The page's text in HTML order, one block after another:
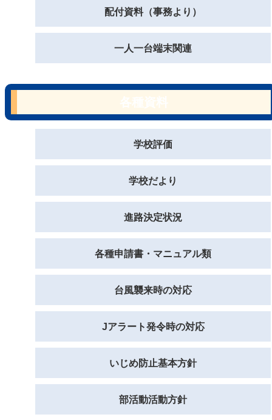
配付資料（事務より）
一人一台端末関連
学校評価
学校だより
進路決定状況
各種申請書・マニュアル類
台風襲来時の対応
Jアラート発令時の対応
いじめ防止基本方針
部活動活動方針